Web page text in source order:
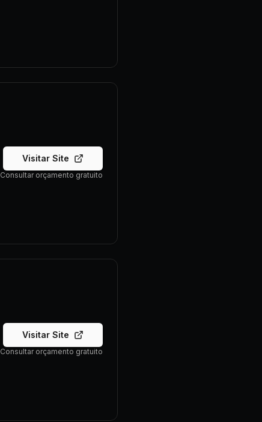
Visitar Site
Consultar orçamento gratuito
Visitar Site
Consultar orçamento gratuito